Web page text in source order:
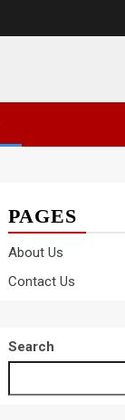
PAGES
About Us
Contact Us
Search